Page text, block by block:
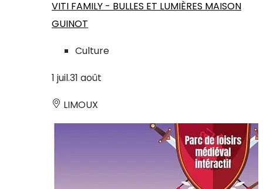
VITI FAMILY - BULLES ET LUMIÈRES MAISON
GUINOT
Culture
1 juil.31 août
LIMOUX